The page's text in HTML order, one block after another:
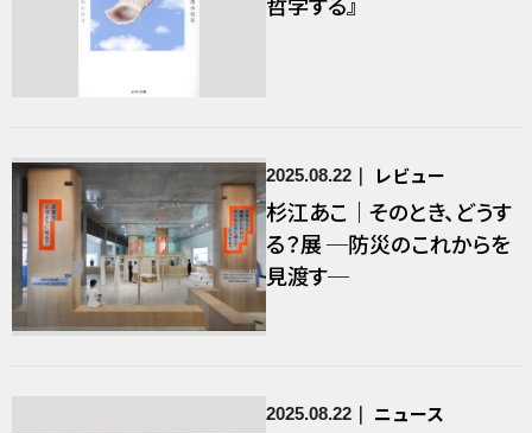
2025.08.22 レビュー
杉江あこ｜そのとき、どうす
る？展 ─防災のこれからを
見渡す─
2025.08.22 ニュース